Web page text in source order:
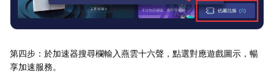
第四步：於加速器搜尋欄輸入燕雲十六聲，點選對應遊戲圖示，暢
享加速服務。